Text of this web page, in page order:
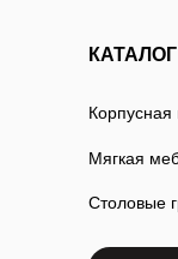
КАТАЛОГ
Мягкая
Столовые